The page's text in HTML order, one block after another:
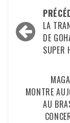
d’article
LA
DE
SUPER
MONTRE
AU